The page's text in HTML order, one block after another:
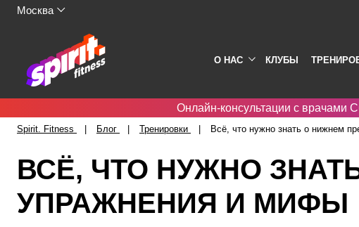
Москва
О НАС КЛУБЫ
Онлайн-консультации с врачами
Spirit. Fitness Блог Тренировки Всё, что нужно знать о нижнем
ВСЁ, ЧТО НУЖНО
УПРАЖНЕНИЯ И МИФЫ